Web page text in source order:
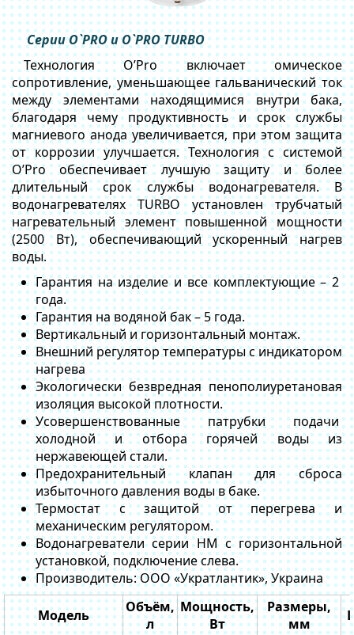
Серии O`PRO и O`PRO TURBO
Технология O’Pro включает омическое
сопротивление, уменьшающее гальванический ток
между элементами находящимися внутри бака,
благодаря чему продуктивность и срок службы
магниевого анода увеличивается, при этом защита
от коррозии улучшается. Технология с системой
O’Pro обеспечивает лучшую защиту и более
длительный срок службы водонагревателя. В
водонагревателях TURBO установлен трубчатый
нагревательный элемент повышенной мощности
(2500 Вт), обеспечивающий ускоренный нагрев
воды.
Гарантия на изделие и все комплектующие – 2
года.
Гарантия на водяной бак – 5 года.
Вертикальный и горизонтальный монтаж.
Внешний регулятор температуры с индикатором
нагрева
Экологически безвредная пенополиуретановая
изоляция высокой плотности.
Усовершенствованные патрубки подачи
холодной и отбора горячей воды из
нержавеющей стали.
Предохранительный клапан для сброса
избыточного давления воды в баке.
Термостат с защитой от перегрева и
механическим регулятором.
Водонагреватели серии HM с горизонтальной
установкой, подключение слева.
Производитель: ООО «Укратлантик», Украина
Модель
Объём,
л
Мощность,
Вт
Размеры,
мм